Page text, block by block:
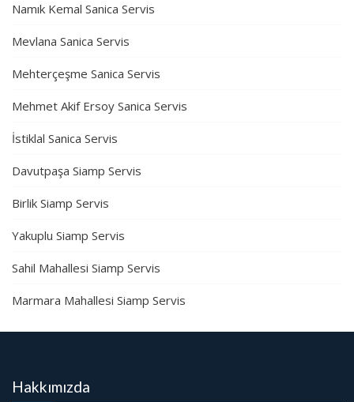
Namık Kemal Sanica Servis
Mevlana Sanica Servis
Mehterçeşme Sanica Servis
Mehmet Akif Ersoy Sanica Servis
İstiklal Sanica Servis
Davutpaşa Siamp Servis
Birlik Siamp Servis
Yakuplu Siamp Servis
Sahil Mahallesi Siamp Servis
Marmara Mahallesi Siamp Servis
Hakkımızda